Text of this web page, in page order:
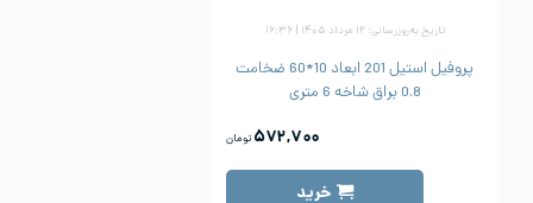
تاریخ به‌روزرسانی: ۱۲ مرداد ۱۴۰۵ | ۱۶:۳۶
پروفیل استیل 201 ابعاد 10*60 ضخامت
0.8 براق شاخه 6 متری
۵۷۲,۷۰۰ تومان
خرید